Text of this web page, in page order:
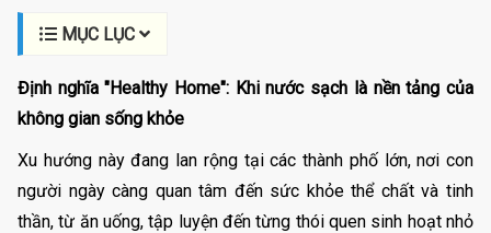
MỤC LỤC
Định nghĩa "Healthy Home": Khi nước sạch là nền tảng của
không gian sống khỏe
Xu hướng này đang lan rộng tại các thành phố lớn, nơi con
người ngày càng quan tâm đến sức khỏe thể chất và tinh
thần, từ ăn uống, tập luyện đến từng thói quen sinh hoạt nhỏ